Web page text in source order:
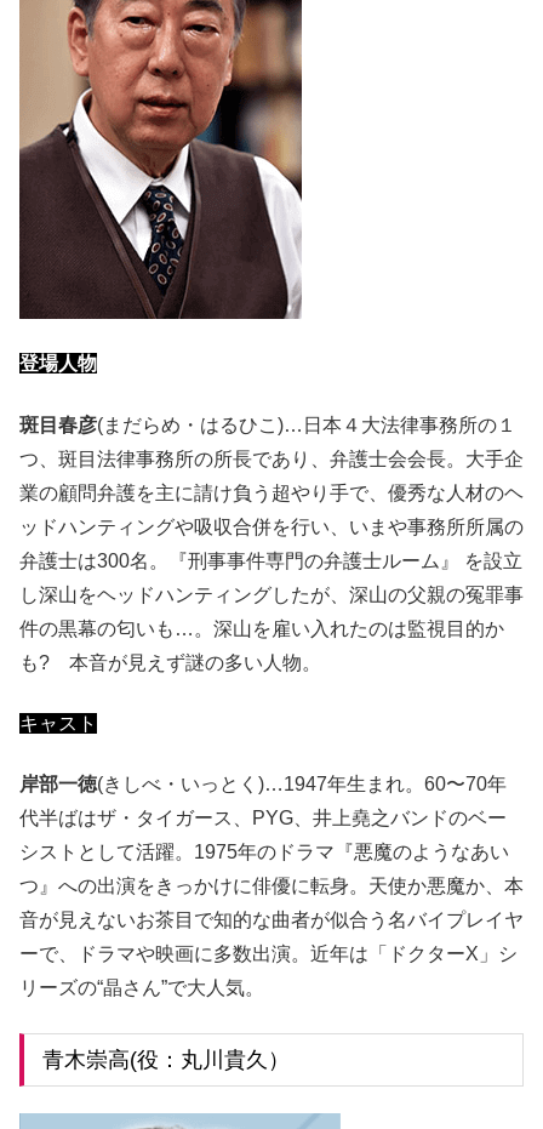
登場人物
斑目春彦(まだらめ・はるひこ)…日本４大法律事務所の１
つ、斑目法律事務所の所長であり、弁護士会会長。大手企
業の顧問弁護を主に請け負う超やり手で、優秀な人材のヘ
ッドハンティングや吸収合併を行い、いまや事務所所属の
弁護士は300名。『刑事事件専門の弁護士ルーム』 を設立
し深山をヘッドハンティングしたが、深山の父親の冤罪事
件の黒幕の匂いも…。深山を雇い入れたのは監視目的か
も? 本音が見えず謎の多い人物。
キャスト
岸部一徳(きしべ・いっとく)…1947年生まれ。60〜70年
代半ばはザ・タイガース、PYG、井上堯之バンドのベー
シストとして活躍。1975年のドラマ『悪魔のようなあい
つ』への出演をきっかけに俳優に転身。天使か悪魔か、本
音が見えないお茶目で知的な曲者が似合う名バイプレイヤ
ーで、ドラマや映画に多数出演。近年は「ドクターX」シ
リーズの“晶さん”で大人気。
青木崇高(役：丸川貴久）